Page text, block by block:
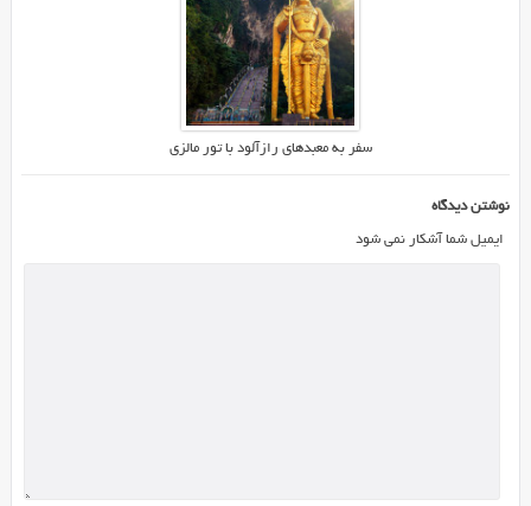
سفر به معبدهای رازآلود با تور مالزی
نوشتن دیدگاه
ایمیل شما آشکار نمی شود